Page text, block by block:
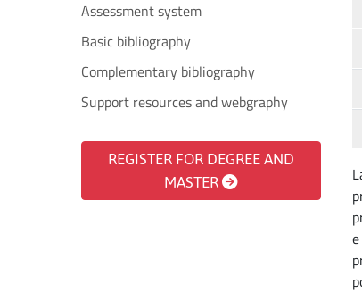
Assessment system
Basic bibliography
Complementary bibliography
Support resources and webgraphy
REGISTER FOR DEGREE AND
MASTER